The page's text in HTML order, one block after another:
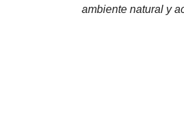
ambiente natural y